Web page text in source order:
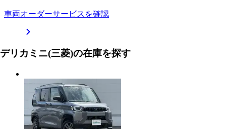
車両オーダーサービスを確認
デリカミニ(三菱)の在庫を探す